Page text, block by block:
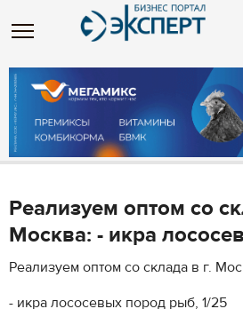
Реализуем оптом со
Москва: - икра
Реализуем оптом со склада в г.
- икра лососевых пород рыб, 1/25